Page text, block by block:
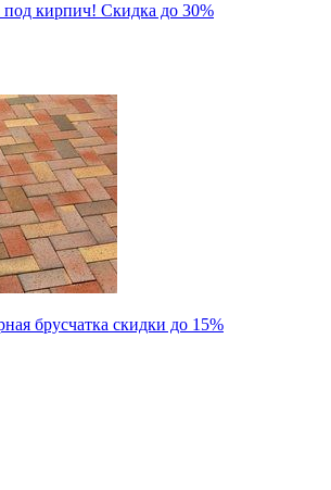
кирпич! Скидка до 30%
брусчатка скидки до 15%